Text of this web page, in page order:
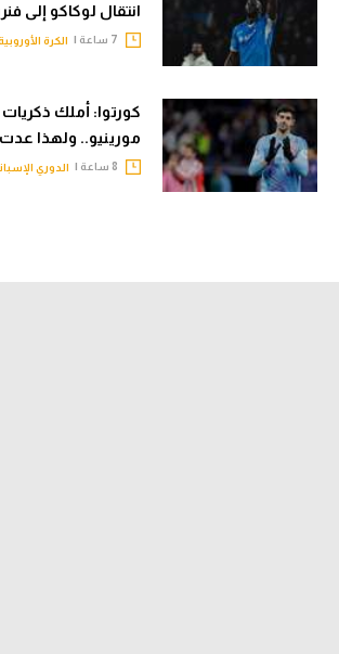
انتقال لوكاكو إلى
الكرة
كورتوا: أملك
مورينيو.. ولهذا عدت
الدوري